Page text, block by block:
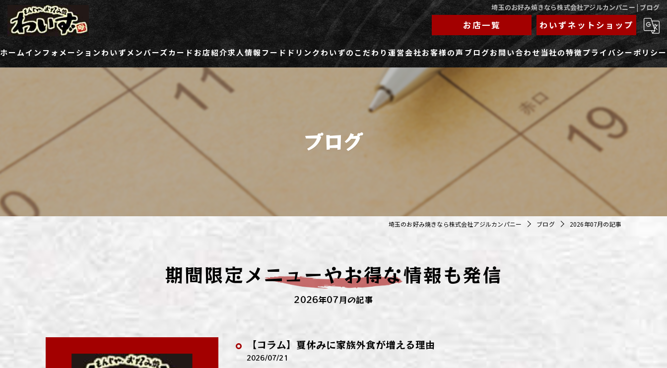
埼玉のお好み焼きなら株式会社アジルカンパニー | ブログ
お店一覧 わいずネットショップ
ホームインフォメーションわいずメンバーズカード
ご登録情報変更フォーム
お店紹介
わいず所沢店
わいずふじみ野店
わいず春日部店
わいず三芳店
わいず桶川店
わいず松戸店
求人情報フード ドリンクわいずのこだわり運営会社お客様の声 ブログお問い合わせ当社の特徴
もんじゃ
ランチ
焼きそば
鉄板焼き
プライバシーポリシー
ブログ
埼玉のお好み焼きなら株式会社アジルカンパニー ブログ 2026年07月の記事
期間限定メニューやお得な情報も発信
2026年07月の記事
【コラム】夏休みに家族外食が増える理由
2026/07/21